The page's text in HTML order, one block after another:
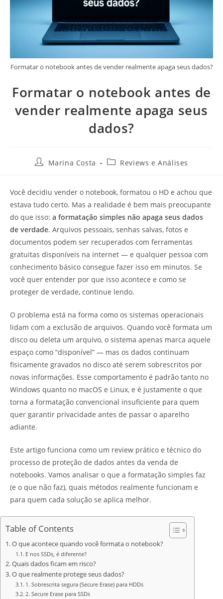
Formatar o notebook antes de vender realmente apaga seus dados?
Formatar o notebook antes de
vender realmente apaga seus
dados?
Marina Costa Reviews e Análises
Você decidiu vender o notebook, formatou o HD e achou que
estava tudo certo. Mas a realidade é bem mais preocupante
do que isso: a formatação simples não apaga seus dados
de verdade. Arquivos pessoais, senhas salvas, fotos e
documentos podem ser recuperados com ferramentas
gratuitas disponíveis na internet — e qualquer pessoa com
conhecimento básico consegue fazer isso em minutos. Se
você quer entender por que isso acontece e como se
proteger de verdade, continue lendo.
O problema está na forma como os sistemas operacionais
lidam com a exclusão de arquivos. Quando você formata um
disco ou deleta um arquivo, o sistema apenas marca aquele
espaço como “disponível” — mas os dados continuam
fisicamente gravados no disco até serem sobrescritos por
novas informações. Esse comportamento é padrão tanto no
Windows quanto no macOS e Linux, e é justamente o que
torna a formatação convencional insuficiente para quem
quer garantir privacidade antes de passar o aparelho
adiante.
Este artigo funciona como um review prático e técnico do
processo de proteção de dados antes da venda de
notebooks. Vamos analisar o que a formatação simples faz
(e o que não faz), quais métodos realmente funcionam e
para quem cada solução se aplica melhor.
Table of Contents
O que acontece quando você formata o notebook?
E nos SSDs, é diferente?
Quais dados ficam em risco?
O que realmente protege seus dados?
1. Sobrescrita segura (Secure Erase) para HDDs
2. Secure Erase para SSDs